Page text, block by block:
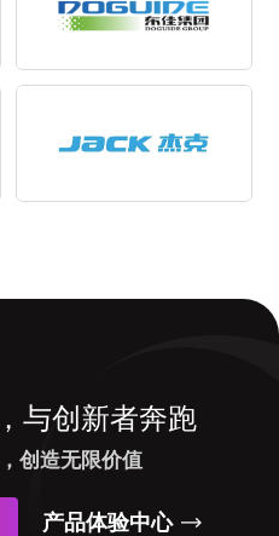
与创新者奔跑
创造无限价值
产品体验中心